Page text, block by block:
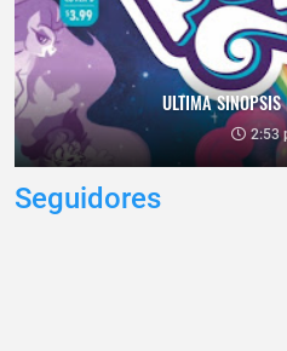
ULTIMA
2:53
Seguidores